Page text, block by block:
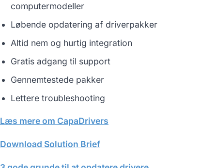
computermodeller
Løbende opdatering af driverpakker
Altid nem og hurtig integration
Gratis adgang til support
Gennemtestede pakker
Lettere troubleshooting
Læs mere om CapaDrivers
Download Solution Brief